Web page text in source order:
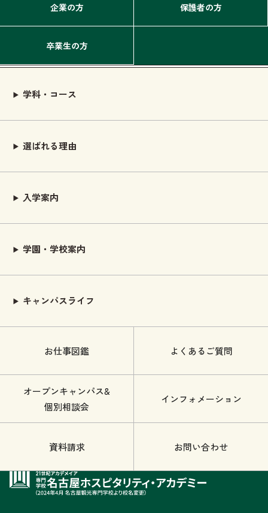
企業の方 保護者の方
卒業生の方
学科・コース
選ばれる理由
入学案内
学園・学校案内
キャンパスライフ
お仕事図鑑 よくあるご質問
オープンキャンパス&
個別相談会
インフォメーション
資料請求 お問い合わせ